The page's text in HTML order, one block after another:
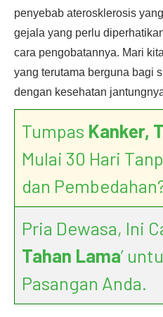
penyebab aterosklerosis
gejala yang perlu
cara pengobatannya. Mari
yang terutama berguna bagi
dengan kesehatan
Tumpas Kanker,
Mulai 30 Hari
dan
Pria Dewasa, Ini
Tahan Lama’
Pasangan Anda.